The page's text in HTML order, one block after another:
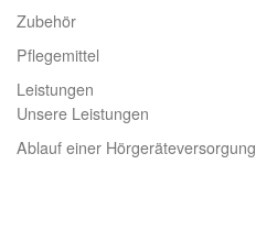
Zubehör
Pflegemittel
Leistungen
Unsere Leistungen
Ablauf einer Hörgeräteversorgung